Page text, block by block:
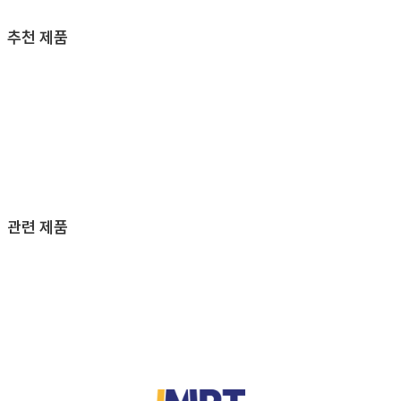
추천 제품
관련 제품